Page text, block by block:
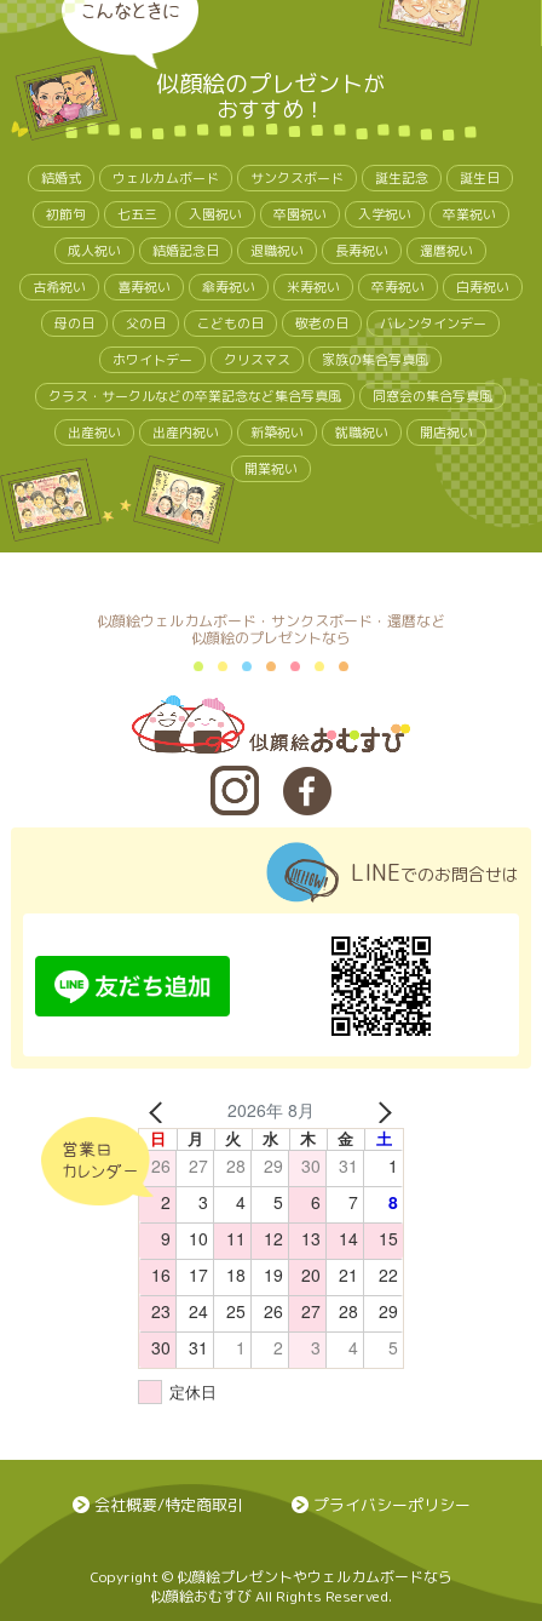
こんなときに
似顔絵のプレゼントが
おすすめ！
結婚式 ウェルカムボード サンクスボード 誕生記念
誕生日
初節句
七五三 入園祝い 卒園祝い 入学祝い
卒業祝い
成人祝い
結婚記念日 退職祝い 長寿祝い
還暦祝い
古希祝い
喜寿祝い 傘寿祝い 米寿祝い 卒寿祝い
白寿祝い
母の日
父の日 こどもの日 敬老の日
バレンタインデー
ホワイトデー
クリスマス
家族の集合写真風
クラス・サークルなどの卒業記念など集合写真風
同窓会の集合写真風
出産祝い
出産内祝い 新築祝い 就職祝い
開店祝い
開業祝い
似顔絵ウェルカムボード・サンクスボード・還暦など
似顔絵のプレゼントなら
LINEでのお問合せは
営業日
カレンダー
2026年 8月
日 月 火 水 木 金 土
26 27 28 29 30 31
1
2
3 4 5 6 7
8
9
10 11 12 13 14
15
16
17 18 19 20 21
22
23
24 25 26 27 28
29
30
31 1 2 3 4 5
定休日
会社概要/特定商取引 プライバシーポリシー
Copyright © 似顔絵プレゼントやウェルカムボードなら
似顔絵おむすび All Rights Reserved.